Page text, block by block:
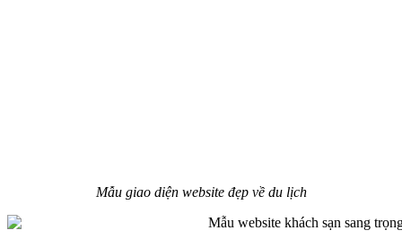
Mẫu giao diện website đẹp về du lịch